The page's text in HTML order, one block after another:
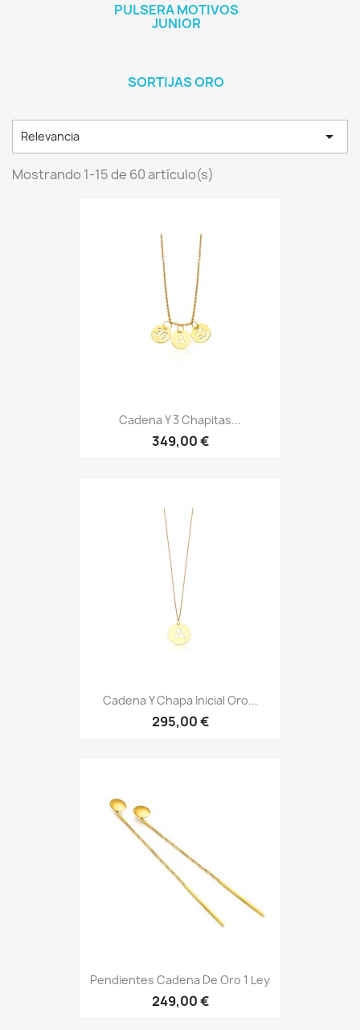
PULSERA MOTIVOS
JUNIOR
SORTIJAS ORO
Relevancia 
Mostrando 1-15 de 60 artículo(s)
Cadena Y 3 Chapitas...
349,00 €
Cadena Y Chapa Inicial Oro...
295,00 €
Pendientes Cadena De Oro 1 Ley
249,00 €